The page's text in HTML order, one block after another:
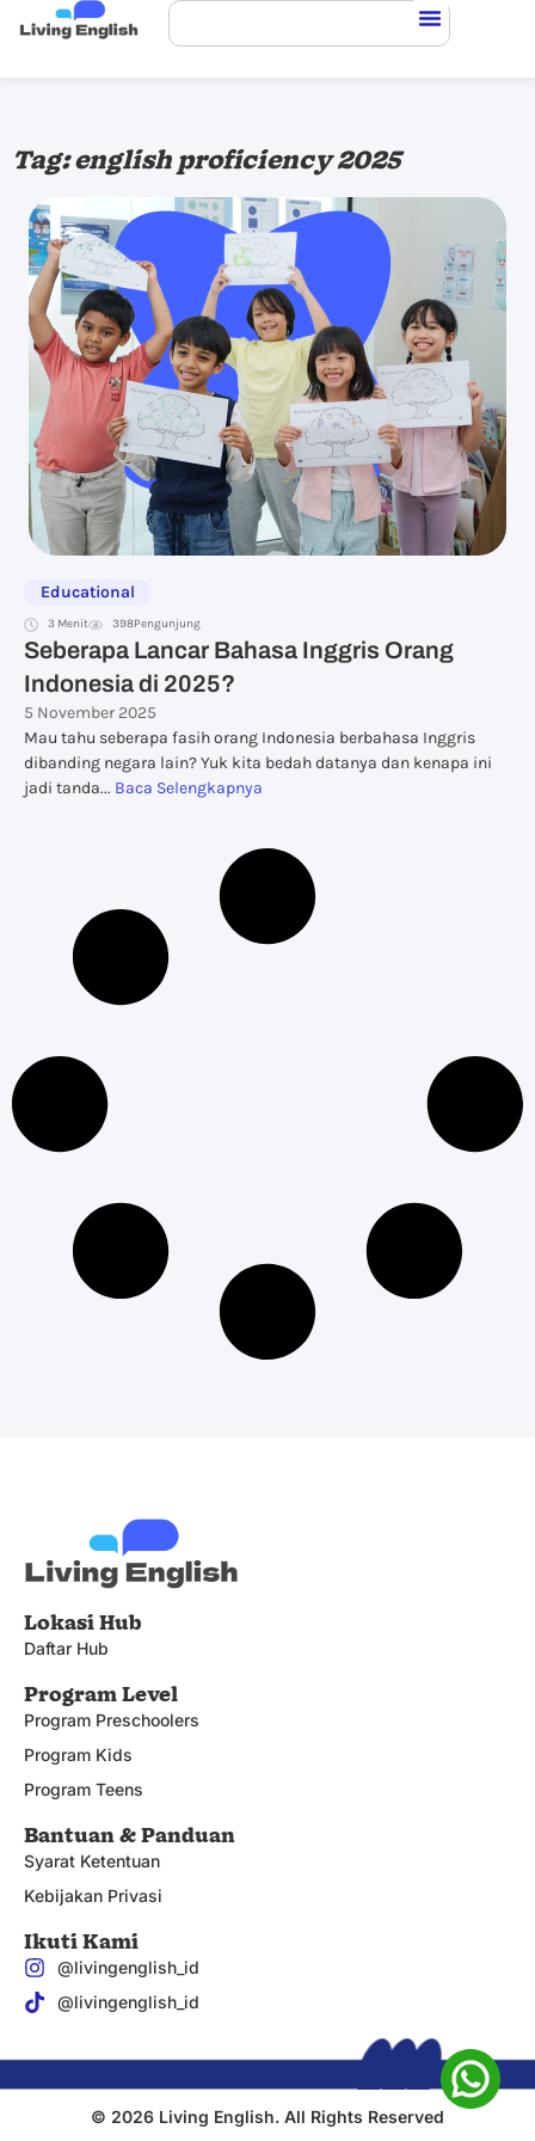
Tag: english proficiency 2025
Educational
3 Menit 398Pengunjung
Seberapa Lancar Bahasa Inggris Orang
Indonesia di 2025?
5 November 2025
Mau tahu seberapa fasih orang Indonesia berbahasa Inggris
dibanding negara lain? Yuk kita bedah datanya dan kenapa ini
jadi tanda... Baca Selengkapnya
Lokasi Hub
Daftar Hub
Program Level
Program Preschoolers
Program Kids
Program Teens
Bantuan & Panduan
Syarat Ketentuan
Kebijakan Privasi
Ikuti Kami
@livingenglish_id
@livingenglish_id
© 2026 Living English. All Rights Reserved